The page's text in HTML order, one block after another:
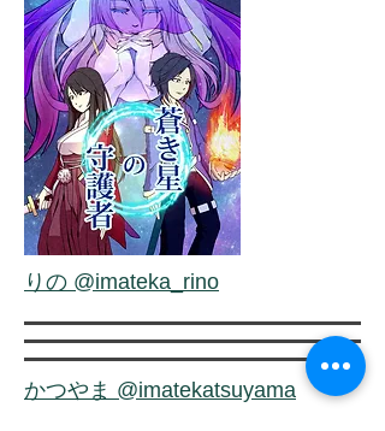
かつやま @imatekatsuyama
りの @imateka_rino